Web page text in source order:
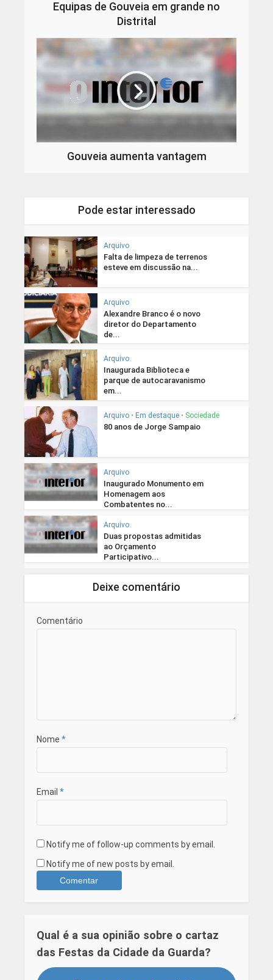
Equipas de Gouveia em grande no
Distrital
Gouveia aumenta vantagem
Pode estar interessado
Arquivo
Falta de limpeza de terrenos
esteve em discussão na...
Arquivo
Alexandre Branco é o novo
diretor do Departamento
de...
Arquivo
Inaugurada Biblioteca e
parque de autocaravanismo
em...
Arquivo • Em destaque • Sociedade
80 anos de Jorge Sampaio
Arquivo
Inaugurado Monumento em
Homenagem aos
Combatentes no...
Arquivo
Duas propostas admitidas
ao Orçamento
Participativo...
Deixe comentário
Comentário
Nome *
Email *
Notify me of follow-up comments by email.
Notify me of new posts by email.
Qual é a sua opinião sobre o cartaz
das Festas da Cidade da Guarda?